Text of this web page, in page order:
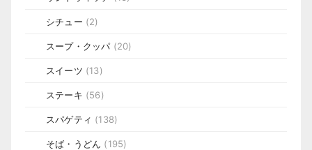
シチュー (2)
スープ・クッパ (20)
スイーツ (13)
ステーキ (56)
スパゲティ (138)
そば・うどん (195)